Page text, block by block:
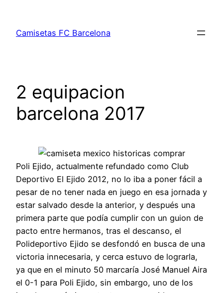
contenido
Camisetas FC Barcelona
2 equipacion
barcelona 2017
Poli Ejido, actualmente refundado como Club
Deportivo El Ejido 2012, no lo iba a poner fácil a
pesar de no tener nada en juego en esa jornada y
estar salvado desde la anterior, y después una
primera parte que podía cumplir con un guion de
pacto entre hermanos, tras el descanso, el
Polideportivo Ejido se desfondó en busca de una
victoria innecesaria, y cerca estuvo de lograrla,
ya que en el minuto 50 marcaría José Manuel Aira
el 0-1 para Poli Ejido, sin embargo, uno de los